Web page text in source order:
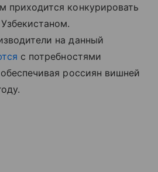
приходится конкурировать
на данный
с потребностями
россиян вишней